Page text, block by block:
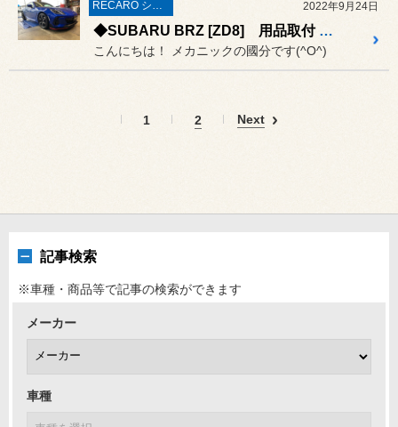
2022年9月24日
◆SUBARU BRZ [ZD8] 用品取付 RECARO SR-6 取付◆#スバル#BRZレカロシート取付#RECARO#SR-6
こんにちは！ メカニックの國分です(^O^)
1 2 Next
記事検索
※車種・商品等で記事の検索ができます
メーカー
車種